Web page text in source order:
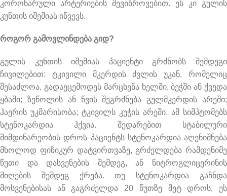
კორონარული არტერიების შევიწროვებით. ეს კი გულის
კუნთის იშემიას იწვევს.
როგორ გამოვლინდება გიდ?
გულის კუნთის იშემიას პაციენტი გრძნობს შემდეგი
ჩივილებით: ტკივილი მკერდის ძვლის უკან, რომელიც
შესაძლოა, გადაეცემოდეს მარცხენა ხელში, ბეჭში ან ქვედა
ყბაში; ზეწოლის ან წვის შეგრძნება გულმკერდის არეში;
ჰაერის უკმარისობა; ტკივილს კუჭის არეში. ამ სიმპტომებს
სტენოკარდია ჰქვია. შედარებით სტაბილური
მიმდინარეობის დროს პაციენტს სტენოკარდია აღენიშნება
მხოლოდ ფიზიკურ დატვირთვაზე, გრძელდება რამდენიმე
წუთი და დასვენების შემდეგ, ან ნიტროგლიცერინის
მიღების შემდეგ ქრება. თუ სტენოკარდია გაჩნდა
მოსვენებისას ან გაგრძელდა 20 წუთზე მეტ დროს, ეს